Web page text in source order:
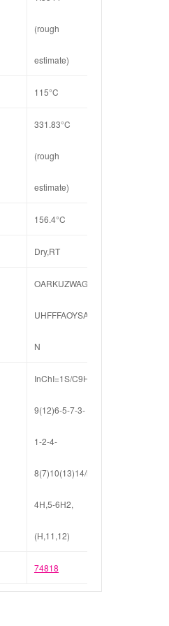
(rough
estimate)
115°C
331.83°C
(rough
estimate)
156.4°C
Dry,RT
OARKUZWAGHQLSL-
UHFFFAOYSA-
N
InChI=1S/C9H9NO4/c11-
9(12)6-5-7-3-
1-2-4-
8(7)10(13)14/h1-
4H,5-6H2,
(H,11,12)
74818